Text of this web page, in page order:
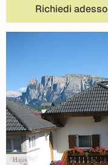
Richiedi adesso